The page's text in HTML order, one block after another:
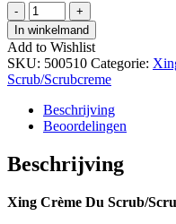
-
Xing
Crème
Du
Scrub/Scrubcreme
hoeveelheid
+
In winkelmand
Add to Wishlist
SKU: 500510 Categorie:
Scrub/Scrubcreme
Beschrijving
Beoordelingen
Beschrijving
Xing Crème Du Scrub/